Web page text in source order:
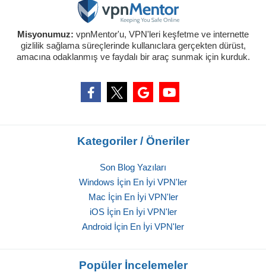
Misyonumuz: vpnMentor'u, VPN'leri keşfetme ve internette
gizlilik sağlama süreçlerinde kullanıclara gerçekten dürüst,
amacına odaklanmış ve faydalı bir araç sunmak için kurduk.
Kategoriler / Öneriler
Son Blog Yazıları
Windows İçin En İyi VPN'ler
Mac İçin En İyi VPN'ler
iOS İçin En İyi VPN'ler
Android İçin En İyi VPN'ler
Popüler İncelemeler